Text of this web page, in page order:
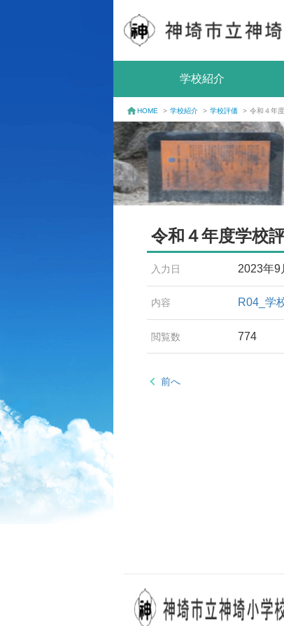
学校紹介
HOME > 学校紹介 > 学校評価 > 令和４年
令和４年度学校
入力日 2023年9
内容 R04_学
閲覧数 774
前へ